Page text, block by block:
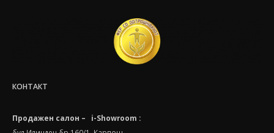
КОНТАКТ
Продажен салон – i-Showroom :